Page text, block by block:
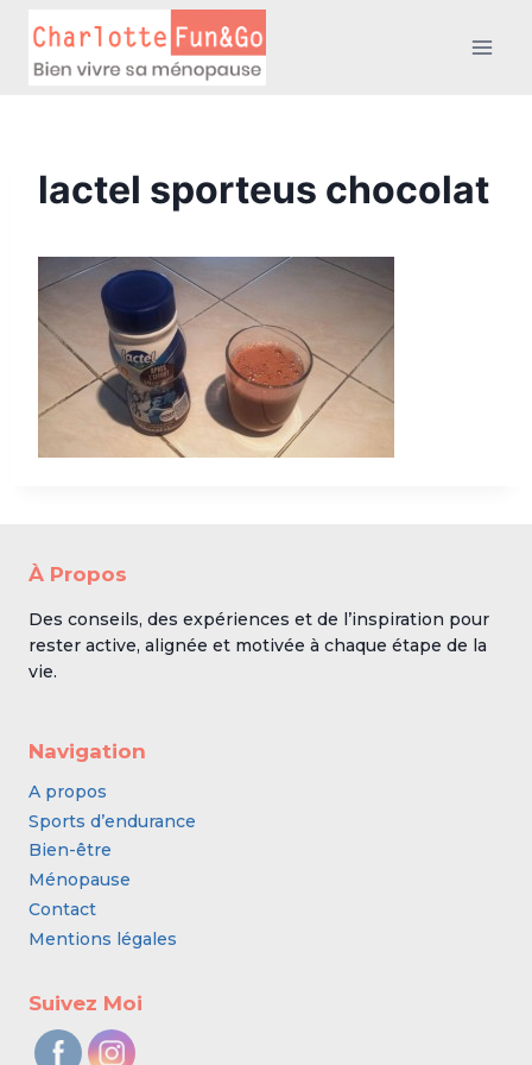
contenu
lactel sporteus chocolat
À Propos
Des conseils, des expériences et de l’inspiration pour
rester active, alignée et motivée à chaque étape de la
vie.
Navigation
A propos
Sports d’endurance
Bien-être
Ménopause
Contact
Mentions légales
Suivez Moi